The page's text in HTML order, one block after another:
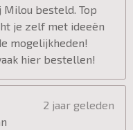
besteld. Top
je zelf met ideeën
mogelijkheden!
hier bestellen!
2 jaar geleden